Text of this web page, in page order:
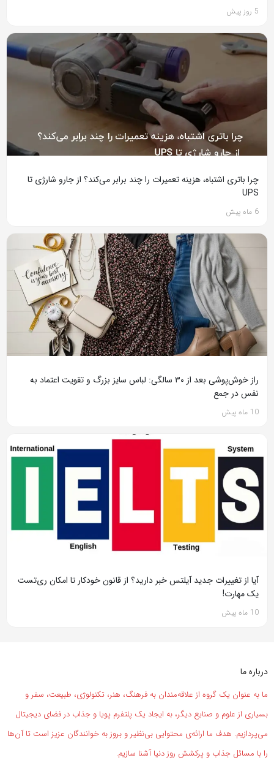
5 روز پیش
چرا باتری اشتباه، هزینه تعمیرات را چند برابر می‌کند؟ از جارو شارژی تا
UPS
6 ماه پیش
راز خوش‌پوشی بعد از ۳۰ سالگی: لباس سایز بزرگ و تقویت اعتماد به
نفس در جمع
10 ماه پیش
آیا از تغییرات جدید آیلتس خبر دارید؟ از قانون خودکار تا امکان ری‌تست
یک مهارت!
10 ماه پیش
درباره ما
ما به عنوان یک گروه از علاقه‌مندان به فرهنگ، هنر، تکنولوژی، طبیعت، سفر و
بسیاری از علوم و صنایع دیگر، به ایجاد یک پلتفرم پویا و جذاب در فضای دیجیتال
می‌پردازیم. هدف ما ارائه‌ی محتوایی بی‌نظیر و بروز به خوانندگان عزیز است تا آن‌ها
را با مسائل جذاب و پرکشش روز دنیا آشنا سازیم.